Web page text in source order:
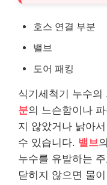
호스 연결 부분
밸브
도어 패킹
식기세척기 누수의
분의 느슨함이나
지 않았거나 낡아
수 있습니다. 밸브
누수를 유발하는
닫히지 않으면 물